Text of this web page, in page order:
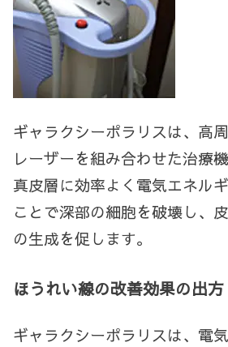
ギャラクシーポラリスは、高
レーザーを組み合わせた治療機
真皮層に効率よく電気エネル
ことで深部の細胞を破壊し、
の生成を促します。
ほうれい線の改善効果の出方
ギャラクシーポラリスは、電